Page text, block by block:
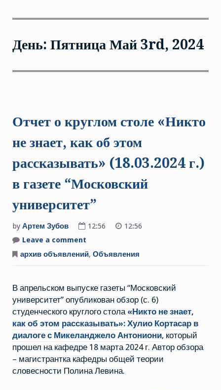
День: Пятница Май 3rd, 2024
Отчет о круглом столе «Никто
не знает, как об этом
рассказывать» (18.03.2024 г.)
в газете “Московский
университет”
by Артем Зубов 12:56
12:56
Leave a comment
о
знает,
об
этом
рассказывать»
(18.03.2024
в
газете
“Московский
университет”
архив объявлений, Объявления
В апрельском выпуске газеты “Московский
университет” опубликован обзор (с. 6)
студенческого круглого стола «Никто не знает,
как об этом рассказывать»: Хулио Кортасар в
диалоге с Микеланджело Антониони, который
прошел на кафедре 18 марта 2024 г. Автор обзора
– магистрантка кафедры общей теории
словесности Полина Левина.